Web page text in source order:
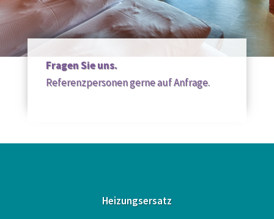
Fragen Sie uns.
Referenzpersonen gerne auf Anfrage.
Heizungsersatz